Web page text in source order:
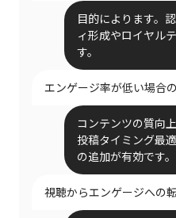
目的によります。
ィ形成やロイヤル
す。
エンゲージ率が低い場合
コンテンツの質向
投稿タイミング最
の追加が有効です。
視聴からエンゲージへの